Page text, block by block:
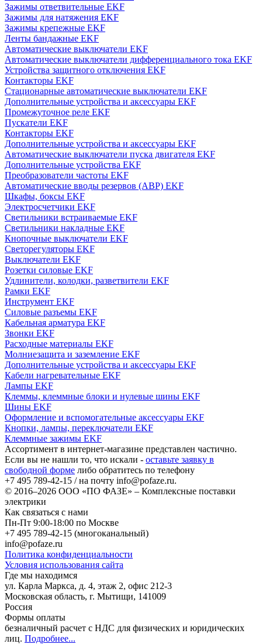
Зажимы ответвительные EKF
Зажимы для натяжения EKF
Зажимы крепежные EKF
Ленты бандажные EKF
Автоматические выключатели EKF
Автоматические выключатели дифференциального тока EKF
Устройства защитного отключения EKF
Контакторы EKF
Стационарные автоматические выключатели EKF
Дополнительные устройства и аксессуары EKF
Промежуточное реле EKF
Пускатели EKF
Контакторы EKF
Дополнительные устройства и аксессуары EKF
Автоматические выключатели пуска двигателя EKF
Дополнительные устройства EKF
Преобразователи частоты EKF
Автоматические вводы резервов (АВР) EKF
Шкафы, боксы EKF
Электросчетчики EKF
Светильники встраиваемые EKF
Светильники накладные EKF
Кнопочные выключатели EKF
Светорегуляторы EKF
Выключатели EKF
Розетки силовые EKF
Удлинители, колодки, разветвители EKF
Рамки EKF
Инструмент EKF
Силовые разъемы EKF
Кабельная арматура EKF
Звонки EKF
Расходные материалы EKF
Молниезащита и заземление EKF
Дополнительные устройства и аксессуары EKF
Кабели нагревательные EKF
Лампы EKF
Клеммы, клеммные блоки и нулевые шины EKF
Шины EKF
Оформление и вспомогательные аксессуары EKF
Кнопки, лампы, переключатели EKF
Клеммные зажимы EKF
Ассортимент в интернет-магазине представлен частично.
Если вы не нашли то, что искали - оставьте заявку в
свободной форме либо обратитесь по телефону
+7 495 789-42-15 / на почту info@pofaze.ru.
© 2016–2026 ООО «ПО ФАЗЕ» – Комплексные поставки
электрики
Как связаться с нами
Пн-Пт 9:00-18:00 по Москве
+7 495 789-42-15 (многоканальный)
info@pofaze.ru
Политика конфиденциальности
Условия использования сайта
Где мы находимся
ул. Карла Маркса, д. 4, этаж 2, офис 212-3
Московская область, г. Мытищи, 141009
Россия
Формы оплаты
безналичный расчет с НДС для физических и юридических
лиц. Подробнее...